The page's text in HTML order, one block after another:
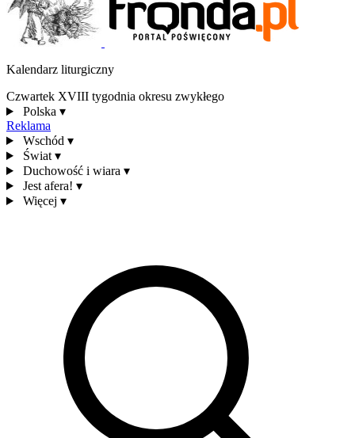
Kalendarz liturgiczny
Czwartek XVIII tygodnia okresu zwykłego
Polska ▾
Reklama
Wschód ▾
Świat ▾
Duchowość i wiara ▾
Jest afera! ▾
Więcej ▾